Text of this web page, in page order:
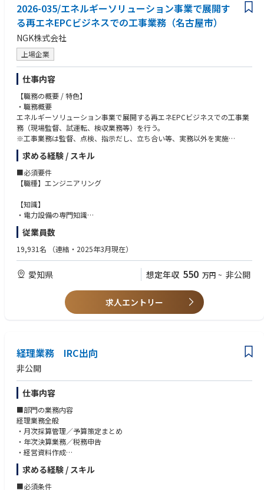
・社内外の共創拠点を活用したプロジェクト推進
社内連携
・研究開発・製造・既存事業部門と連携し、事業化を推進
【求める人物像】
・既存の枠組みにとらわれず、ゼロから構想することを楽しめる方
・不確実性の高い環境で、仮説検証を前向きに回せる方
・お客様、社内外の多様な関係者と協働し、価値創出を推進できる方
【活かせるスキル】
・営業・顧客対応の経験
・企画・事業企画・コンサルティングの経験
・技術系バックグラウンド（研究開発・エンジニア等）
・BtoBビジネスでの経験
・社内外関係者と協働したプロジェクト経験
【身につくスキル】
・新規事業の構想・推進力（0→1）
・技術×ビジネスの橋渡し力
・仮説検証・PoCの実行経験
・社内外を巻き込むプロジェクト推進力
【経験・能力】
・顧客・社内外関係者と対話しながら、課題を言語化した経験
・正解が決まっていないテーマを、自ら考え進めた経験
・関係者を巻き込んで物事を前に進めた経験
【経験年数】
社会人経験 10年以上（目安）
【ポジション（リーダー他）】
プレイヤーとして自ら手を動かせること
■歓迎要件
・BtoBメーカー（素材・部品・装置 等）
・半導体業界／光・無線通信業界／電子部品業界/その他デジタル関連業
界
・コンサルティング、スタートアップ、新規事業支援系
【職種】
・新規事業・サービス立ち上げ経験
・プロジェクトマネジメント経験
・オープンイノベーション／アライアンス推進経験
【知識】
・新規事業開発手法（仮説検証、PoC、リーン等）の理解
・技術を「価値・用途」に変換する発想力
ング活動
・新事業企画、新製品企画 (ビジネスの仮説提案→検証→軌道修正を回し
た経験)
・不確実性の高いテーマでの意思決定経験
・複数部門・複数社が関わるプロジェクト推進経験 (プロジェクトマネー
ジャー経験)
【経験年数】
5〜10年程度（自走してテーマを持てるレベル）
【ポジション（リーダー他）】
・5人以上のチームマネジメント
・後輩・若手の伴走やレビュー経験
2026-035/エネルギーソリューション事業で展開す
る再エネEPCビジネスでの工事業務（名古屋市）
NGK株式会社
上場企業
仕事内容
【職務の概要 / 特色】
・職務概要
エネルギーソリューション事業で展開する再エネEPCビジネスでの工事業
務（現場監督、試運転、検収業務等）を行う。
※工事業務は監督、点検、指示だし、立ち合い等、実務以外を実施
・求められる成果
EPC事業で予算・進捗・仕様・品質を遵守し工事業務を推進する。
※事業化向け活動中の為、上記の業務以外にも、部内リソース状況や本人
希望により他業務（マーケ、シミュレーション評価、システム開発等） を
参考：NGKホームページURL https://www.ngk.co.jp/product/search-bu
地域の再エネ活用や電力の地産地消の促進とともに、災害時の電力供給な
ど防災機能強化や再エネイベントによる地域活性などにも貢献する社会的
顧客となる自治体や事業者の困りごとやニーズは多岐多種にわたる中、案
し、ベストなソリューションを提案します。
本ビジネス（コト売り）はNGK初の試みでもあり、ソリューション提案で
てリードしていく人材を目指すことができます。
【業務の詳細】
・主に太陽光設備と蓄電池、制御盤、自営線（電線・電柱等）で構成する
マイクログリッド設備の設計
書の確認
・元請工事の現場責任者として施工・費用管理
電気の特定工事を元請として受注し遂行するため、監理技術者（電気）を
保有した方に現場責任者として実力を発揮頂きたいです。
また、部内メンバーの監理技術者取得に向けた実務経験などの育成も期待
します。
求める経験 / スキル
■必須要件
【職種】エンジニアリング
【知識】
・電力設備の専門知識
・建設業における安全知識
【経験・能力】
・エンジニアリングの知識、スキル
・安全に関する知識と他人への指導力
・電気の監理監督者及び主任技術者の資格・経験
・若手社員への育成能力
・予算管理能力（プロジェクト予算の管理など）
従業員数
19,931名 （連結・2025年3月現在）
愛知県 想定年収 550 万円 ~ 非公開
求人エントリー
経理業務 IRC出向
非公開
仕事内容
■部門の業務内容
経理業務全般
・月次採算管理／予算策定まとめ
・年次決算業務／税務申告
・経営資料作成
■求職者の職務内容
経理実務全般
求める経験 / スキル
■必須条件